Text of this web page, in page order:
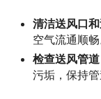
清洁送风口
空气流通顺畅
检查送风管道
污垢，保持管